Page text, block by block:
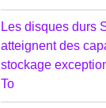
Les disques durs
atteignent des
stockage
To